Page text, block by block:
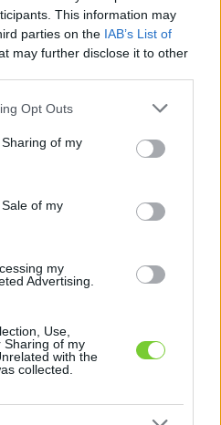
This information may
parties on the IAB’s List of
may further disclose it to other
app uses one or more Google
behaviour. You may click to
and its third-party tags to
purposes in below Google
Opt Outs
of my
of my
my
Advertising.
Use,
Sharing of my
with the
collected.
Jelszó
Bejelentkezés
és szolgáltatások térképes
REGISZTRÁCIÓ